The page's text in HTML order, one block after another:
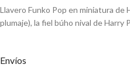
Llavero Funko Pop en miniatura
plumaje), la fiel búho nival de Harry
Envíos